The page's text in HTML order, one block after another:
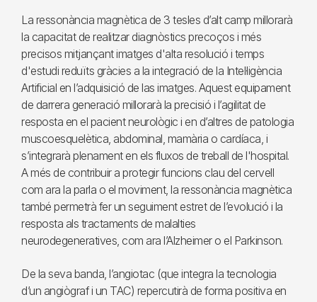
La ressonància magnètica de 3 tesles d’alt camp millorarà
la capacitat de realitzar diagnòstics precoços i més
precisos mitjançant imatges d'alta resolució i temps
d'estudi reduïts gràcies a la integració de la Intel·ligència
Artificial en l’adquisició de las imatges. Aquest equipament
de darrera generació millorarà la precisió i l’agilitat de
resposta en el pacient neurològic i en d’altres de patologia
muscoesquelètica, abdominal, mamària o cardíaca, i
s’integrarà plenament en els fluxos de treball de l'hospital.
A més de contribuir a protegir funcions clau del cervell
com ara la parla o el moviment, la ressonància magnètica
també permetrà fer un seguiment estret de l’evolució i la
resposta als tractaments de malalties
neurodegeneratives, com ara l’Alzheimer o el Parkinson.
De la seva banda, l’angiotac (que integra la tecnologia
d’un angiògraf i un TAC) repercutirà de forma positiva en